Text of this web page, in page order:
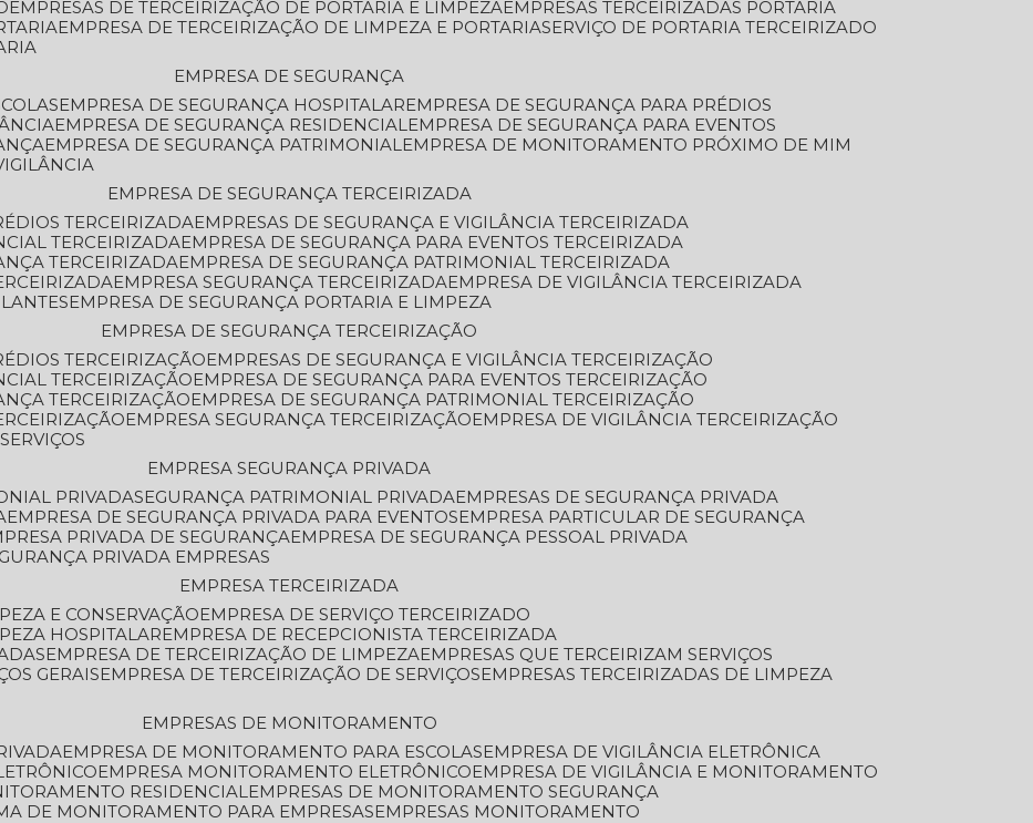
EMPRESAS DE TERCEIRIZAÇÃO DE PORTARIA E LIMPEZA
EMPRESAS TERCEIRIZADAS PORTARIA
EMPRESA DE TERCEIRIZAÇÃO DE LIMPEZA E PORTARIA SERVIÇO DE PORTARIA TERCEIRIZADO
EMPRESA DE SEGURANÇA
EMPRESA DE SEGURANÇA HOSPITALAR
EMPRESA DE SEGURANÇA PARA PRÉDIOS
EMPRESA DE SEGURANÇA RESIDENCIAL
EMPRESA DE SEGURANÇA PARA EVENTOS
EMPRESA DE SEGURANÇA PATRIMONIAL
EMPRESA DE MONITORAMENTO PRÓXIMO DE MIM
EMPRESA DE SEGURANÇA TERCEIRIZADA
TERCEIRIZADA
EMPRESAS DE SEGURANÇA E VIGILÂNCIA TERCEIRIZADA
TERCEIRIZADA
EMPRESA DE SEGURANÇA PARA EVENTOS TERCEIRIZADA
TERCEIRIZADA
EMPRESA DE SEGURANÇA PATRIMONIAL TERCEIRIZADA
EMPRESA SEGURANÇA TERCEIRIZADA
EMPRESA DE VIGILÂNCIA TERCEIRIZADA
EMPRESA DE SEGURANÇA PORTARIA E LIMPEZA
EMPRESA DE SEGURANÇA TERCEIRIZAÇÃO
TERCEIRIZAÇÃO
EMPRESAS DE SEGURANÇA E VIGILÂNCIA TERCEIRIZAÇÃO
TERCEIRIZAÇÃO
EMPRESA DE SEGURANÇA PARA EVENTOS TERCEIRIZAÇÃO
TERCEIRIZAÇÃO
EMPRESA DE SEGURANÇA PATRIMONIAL TERCEIRIZAÇÃO
EMPRESA SEGURANÇA TERCEIRIZAÇÃO
EMPRESA DE VIGILÂNCIA TERCEIRIZAÇÃO
EMPRESA SEGURANÇA PRIVADA
PRIVADA SEGURANÇA PATRIMONIAL PRIVADA
EMPRESAS DE SEGURANÇA PRIVADA
EMPRESA DE SEGURANÇA PRIVADA PARA EVENTOS
EMPRESA PARTICULAR DE SEGURANÇA
PRIVADA DE SEGURANÇA
EMPRESA DE SEGURANÇA PESSOAL PRIVADA
PRIVADA EMPRESAS
EMPRESA TERCEIRIZADA
E CONSERVAÇÃO
EMPRESA DE SERVIÇO TERCEIRIZADO
HOSPITALAR
EMPRESA DE RECEPCIONISTA TERCEIRIZADA
EMPRESA DE TERCEIRIZAÇÃO DE LIMPEZA
EMPRESAS QUE TERCEIRIZAM SERVIÇOS
GERAIS
EMPRESA DE TERCEIRIZAÇÃO DE SERVIÇOS
EMPRESAS TERCEIRIZADAS DE LIMPEZA
EMPRESAS DE MONITORAMENTO
EMPRESA DE MONITORAMENTO PARA ESCOLAS
EMPRESA DE VIGILÂNCIA ELETRÔNICA
EMPRESA MONITORAMENTO ELETRÔNICO
EMPRESA DE VIGILÂNCIA E MONITORAMENTO
RESIDENCIAL
EMPRESAS DE MONITORAMENTO SEGURANÇA
DE MONITORAMENTO PARA EMPRESAS
EMPRESAS MONITORAMENTO